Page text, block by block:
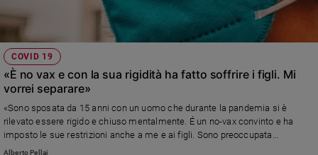
COVID 19
«È no vax e con la sua rigidità ha fatto soffrire i figli. Mi
vorrei separare»
«Sono sposata da 15 anni con un uomo che durante la pandemia si è
rilevato essere rigido e chiuso mentalmente. É un no-vax convinto e ha
imposto le sue restrizioni anche a me e ai figli. Sono preoccupata
soprattutto per loro...» Leggi la risposta di Alberto Pellai
Alberto Pellai